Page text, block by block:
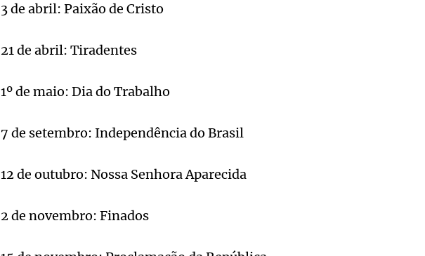
3 de abril: Paixão de Cristo
21 de abril: Tiradentes
1º de maio: Dia do Trabalho
7 de setembro: Independência do Brasil
12 de outubro: Nossa Senhora Aparecida
2 de novembro: Finados